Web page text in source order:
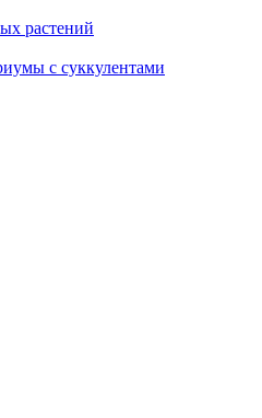
растений
с суккулентами